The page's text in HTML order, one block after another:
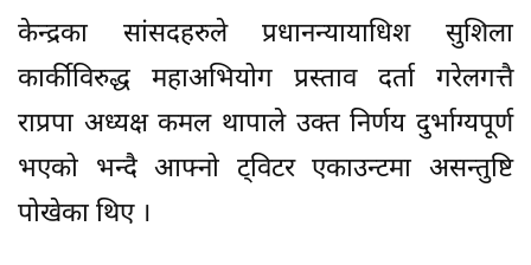
केन्द्रका सांसदहरुले प्रधानन्यायाधिश सुशिला
कार्कीविरुद्ध महाअभियोग प्रस्ताव दर्ता गरेलगत्तै
राप्रपा अध्यक्ष कमल थापाले उक्त निर्णय दुर्भाग्यपूर्ण
भएको भन्दै आफ्नो ट्विटर एकाउन्टमा असन्तुष्टि
पोखेका थिए ।